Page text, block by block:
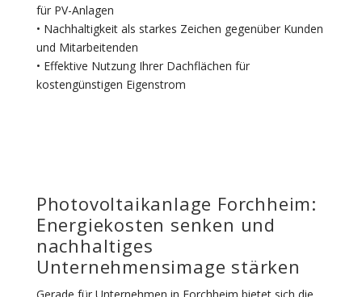
für PV-Anlagen
• Nachhaltigkeit als starkes Zeichen gegenüber Kunden
und Mitarbeitenden
• Effektive Nutzung Ihrer Dachflächen für
kostengünstigen Eigenstrom
Photovoltaikanlage Forchheim:
Energiekosten senken und
nachhaltiges
Unternehmensimage stärken